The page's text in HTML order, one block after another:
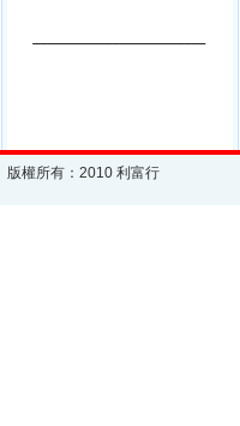
版權所有：2010 利富行